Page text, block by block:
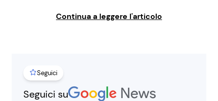
Festività
Ricette Facili e Veloci
Continua a leggere l'articolo
Seguici
Seguici su